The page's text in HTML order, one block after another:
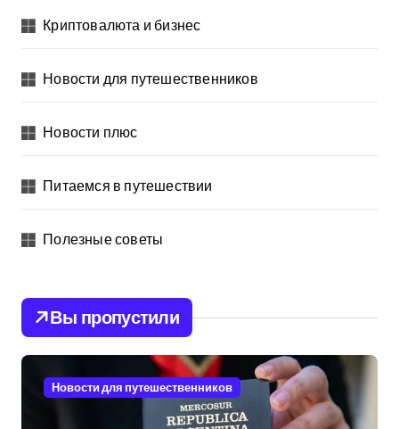
Криптовалюта и бизнес
Новости для путешественников
Новости плюс
Питаемся в путешествии
Полезные советы
Вы пропустили
Новости для путешественников